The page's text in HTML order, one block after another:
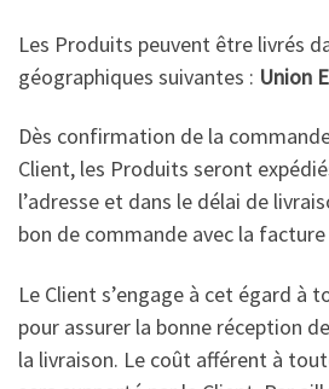
Les Produits peuvent être livrés
géographiques suivantes : Union
Dès confirmation de la
Client, les Produits seront
l’adresse et dans le délai de
bon de commande avec la
Le Client s’engage à cet égard
pour assurer la bonne réception
la livraison. Le coût afférent à